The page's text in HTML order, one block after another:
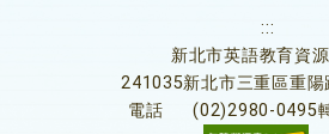
:::
新北市英語教育資
241035新北市三重區重陽
電話
(02)2980-0495